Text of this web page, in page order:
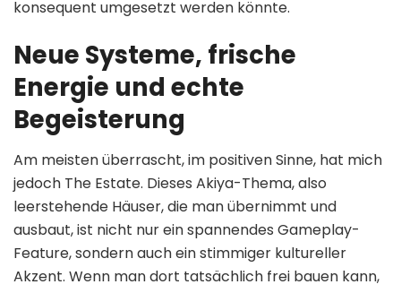
konsequent umgesetzt werden könnte.
Neue Systeme, frische
Energie und echte
Begeisterung
Am meisten überrascht, im positiven Sinne, hat mich
jedoch The Estate. Dieses Akiya-Thema, also
leerstehende Häuser, die man übernimmt und
ausbaut, ist nicht nur ein spannendes Gameplay-
Feature, sondern auch ein stimmiger kultureller
Akzent. Wenn man dort tatsächlich frei bauen kann,